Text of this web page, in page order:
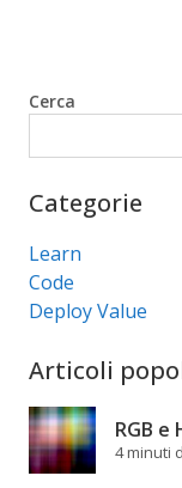
Cerca
Categorie
Learn
Code
Deploy Value
Articoli
RGB e
4 minuti